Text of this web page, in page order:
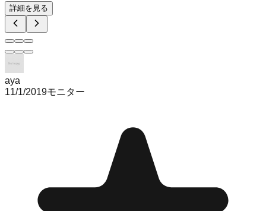
詳細を見る
aya
11/1/2019モニター